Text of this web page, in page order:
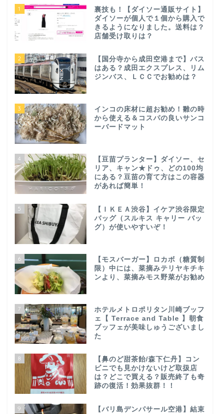
1
裏技も！【ダイソー通販サイト】
ダイソーが個人で１個から購入で
きるようになりました。送料は？
店舗受け取りは？
2
【国分寺から成田空港まで】バス
はある？成田エクスプレス、リム
ジンバス、ＬＣＣでお勧めは？
3
インコの床材に超お勧め！雛の時
から使える＆コスパの良いサンコ
ーバードマット
4
【豆苗プランター】ダイソー、セ
リア、キャン★ドゥ、どの100均
にある？豆苗の育て方はこの容器
があれば簡単！
5
【ＩＫＥＡ渋谷】イケア渋谷限定
バッグ（スルキス キャリー バッ
グ）が使いやすいぞ！
6
【モスバーガー】ロカボ（糖質制
限）中には、菜摘みテリヤキチキ
ンより、菜摘みモス野菜がお勧め
7
ホテルメトロポリタン川崎ブッフ
ェ【 Terrace and Table 】朝食
ブッフェが美味しゅうございまし
た
8
【鼻のど甜茶飴/森下仁丹】コン
ビニでも見かけないけど取扱店
は？どこで買える？販売終了も奇
跡の復活！効果抜群！！
9
【バリ島デンパサール空港】結束